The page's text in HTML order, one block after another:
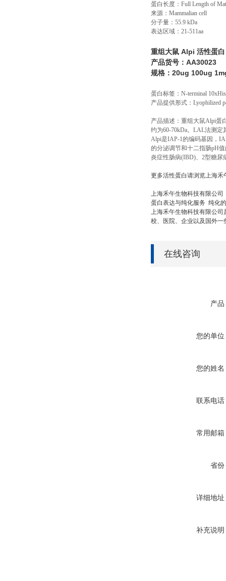
蛋白长度： Full Length of
来源： Mammalian cell
分子量： 55.9 kDa
表达区域： 21-511aa
重组大鼠 Alpi 活性蛋白
产品货号：AA30023
规格：20ug 100ug
蛋白标签： N-terminal
产品提供形式： Lyophilized
产品描述：重组大鼠Alpi蛋
约为60-70kDa。LAL法测定
Alpi是IAP-1的编码基因，
的分泌调节和十二指肠pH
炎症性肠病(IBD)、2型糖尿
更多活性蛋白请浏览上海禾
上海禾午生物科技有限公司
蛋白表达与纯化服务 纯化
上海禾午生物科技有限公
校、医院、企业以及国外
在线咨询
产品
您的单位
您的姓名
联系电话
常用邮箱
省份
详细地址
补充说明